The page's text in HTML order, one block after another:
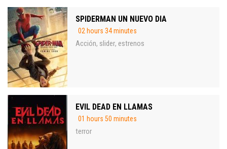
SPIDERMAN UN NUEVO DIA
02 hours 34 minutes
Acción, slider, estrenos
EVIL DEAD EN LLAMAS
01 hours 50 minutes
terror